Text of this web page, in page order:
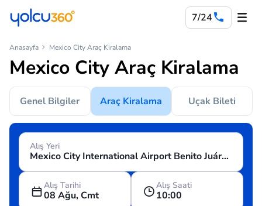
7/24
Anasayfa Mexico City Araç Kiralama
Mexico City Araç Kiralama
Genel Bilgiler Araç Kiralama Uçak Bileti
Alış Yeri
Alış Tarihi
08 Ağu, Cmt
Alış Saati
10:00